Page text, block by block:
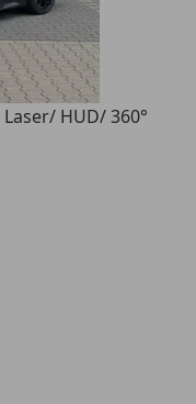
HUD/ 360°